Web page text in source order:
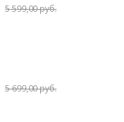
5 599,00 руб.
5 699,00 руб.